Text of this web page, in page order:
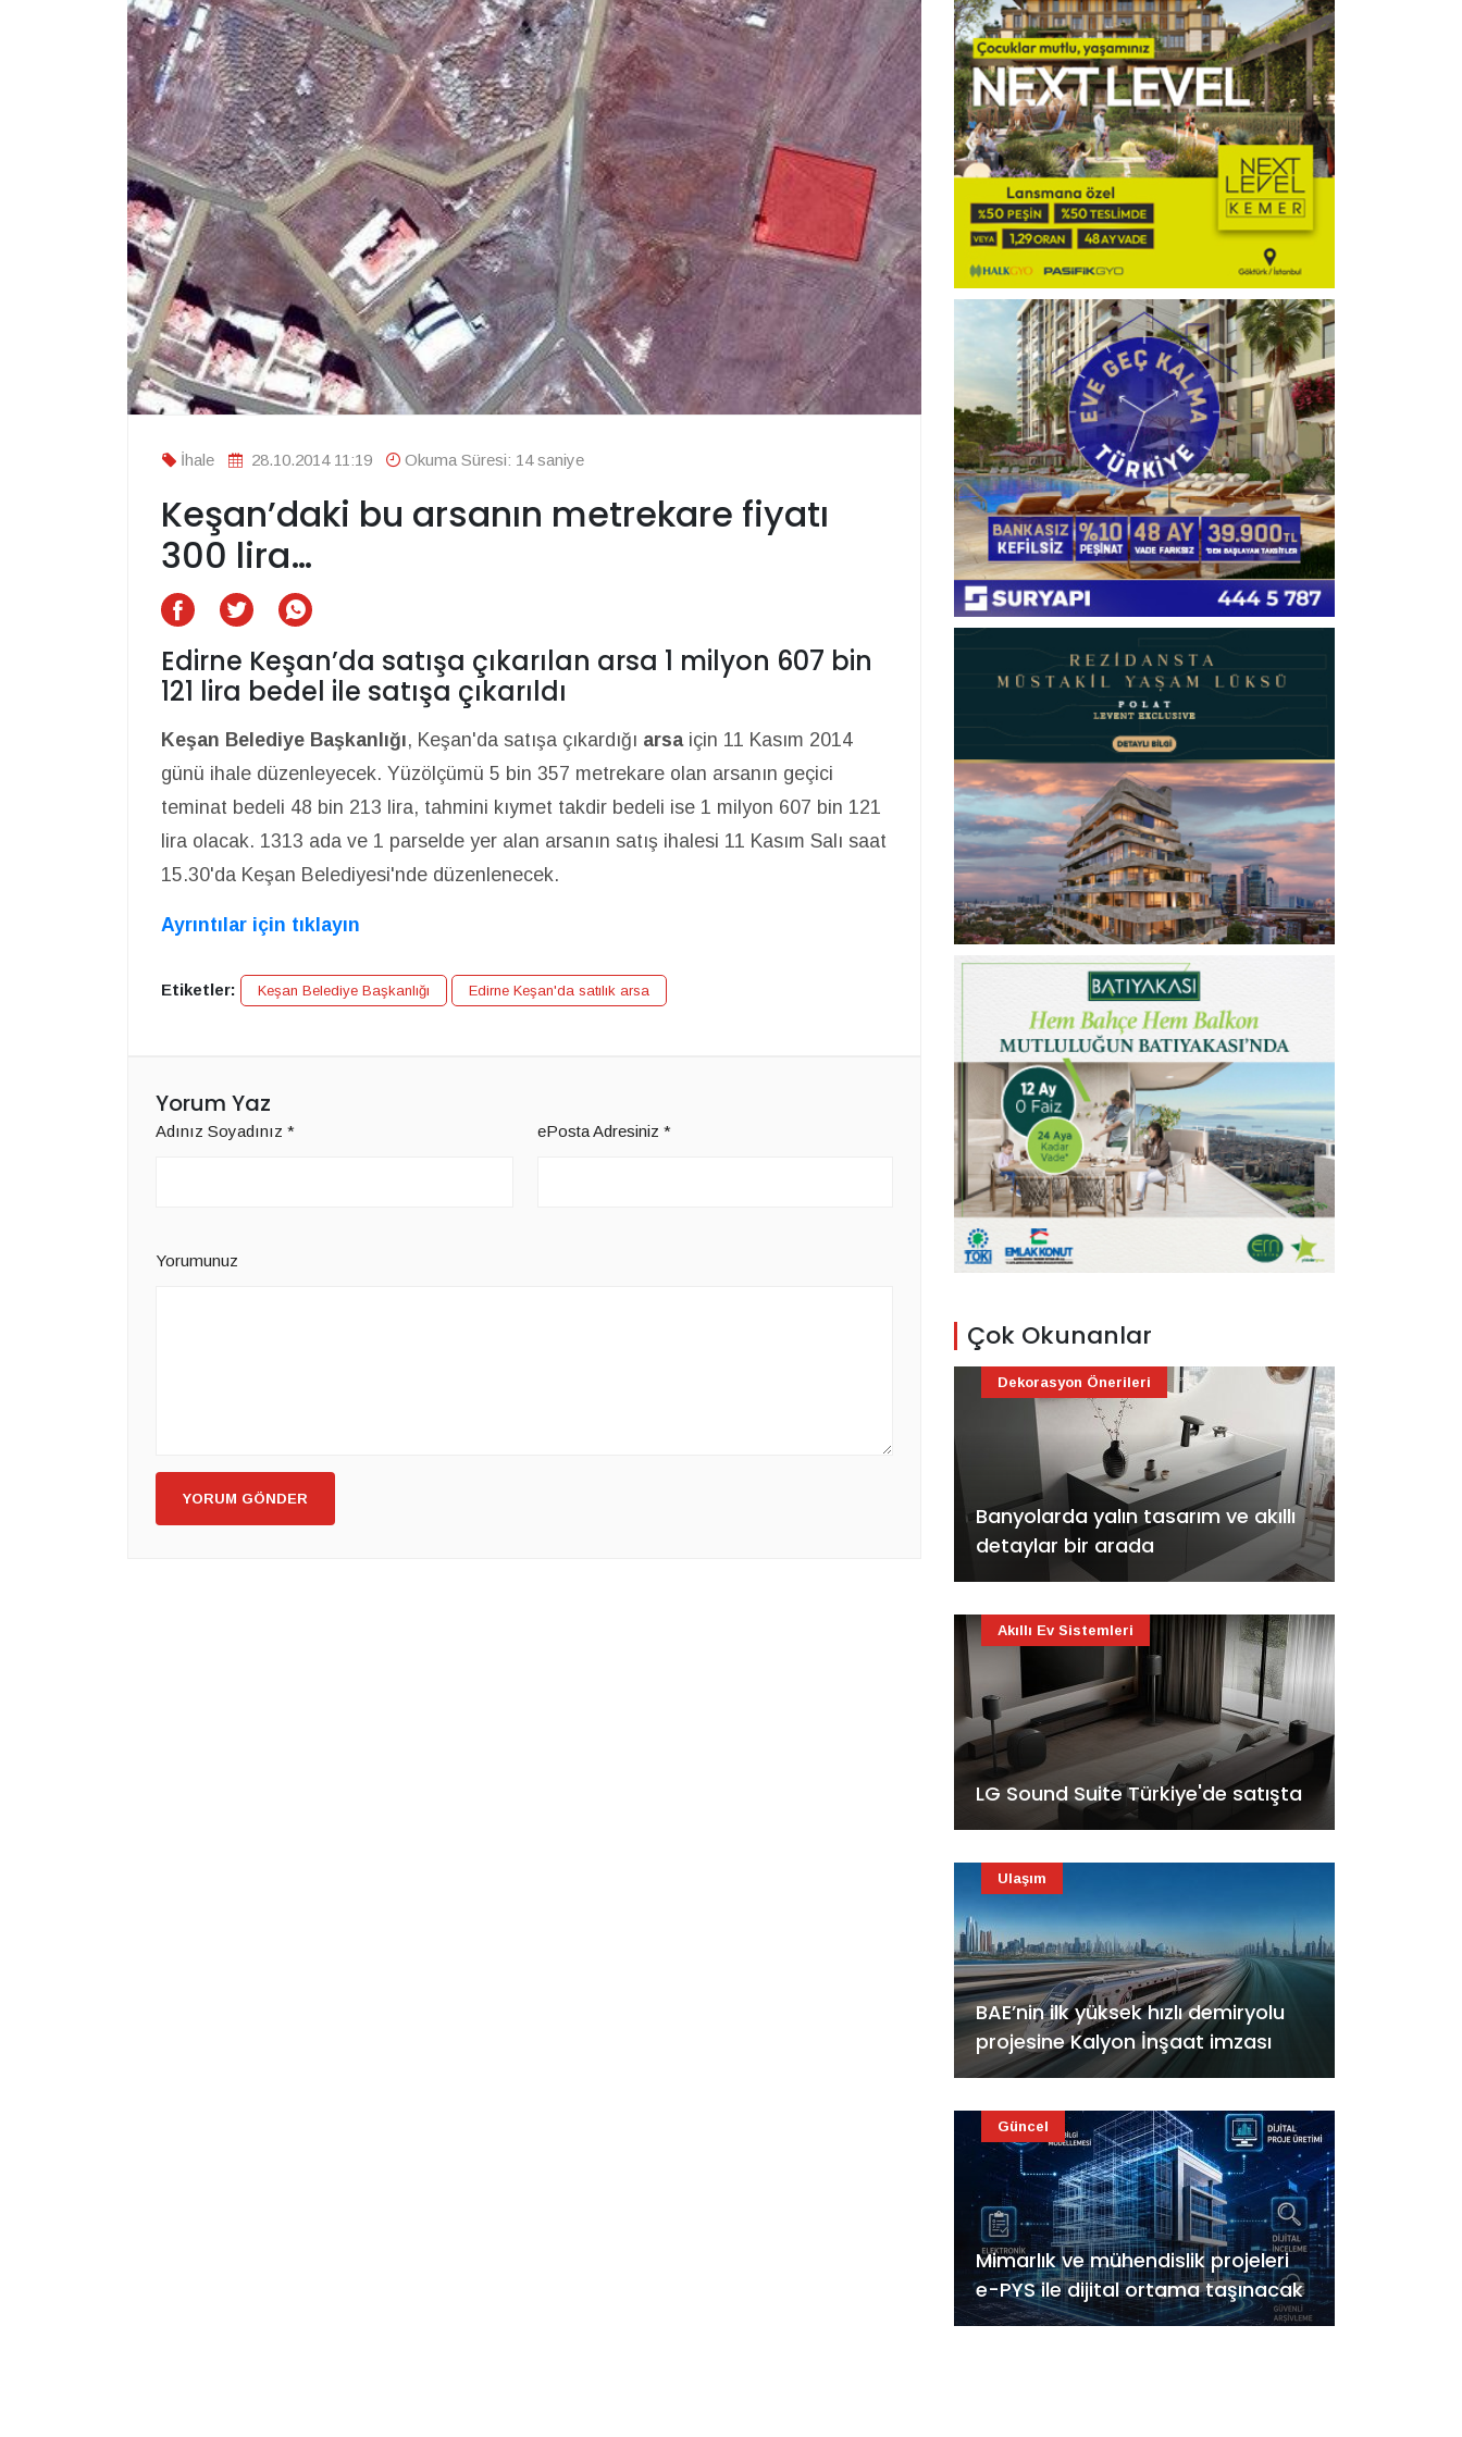
İhale 28.10.2014 11:19 Okuma Süresi: 14 saniye
Keşan’daki bu arsanın metrekare fiyatı
300 lira…
Edirne Keşan’da satışa çıkarılan arsa 1 milyon 607 bin
121 lira bedel ile satışa çıkarıldı
Keşan Belediye Başkanlığı, Keşan'da satışa çıkardığı arsa için 11 Kasım 2014
günü ihale düzenleyecek. Yüzölçümü 5 bin 357 metrekare olan arsanın geçici
teminat bedeli 48 bin 213 lira, tahmini kıymet takdir bedeli ise 1 milyon 607 bin 121
lira olacak. 1313 ada ve 1 parselde yer alan arsanın satış ihalesi 11 Kasım Salı saat
15.30'da Keşan Belediyesi'nde düzenlenecek.
Ayrıntılar için tıklayın
Etiketler: Keşan Belediye Başkanlığı Edirne Keşan'da satılık arsa
Yorum Yaz
Adınız Soyadınız * ePosta Adresiniz *
Yorumunuz
YORUM GÖNDER
Çok Okunanlar
Banyolarda yalın tasarım ve akıllı
detaylar bir arada
Dekorasyon Önerileri
LG Sound Suite Türkiye'de satışta
Akıllı Ev Sistemleri
BAE’nin ilk yüksek hızlı demiryolu
projesine Kalyon İnşaat imzası
Ulaşım
Mimarlık ve mühendislik projeleri
e-PYS ile dijital ortama taşınacak
Güncel